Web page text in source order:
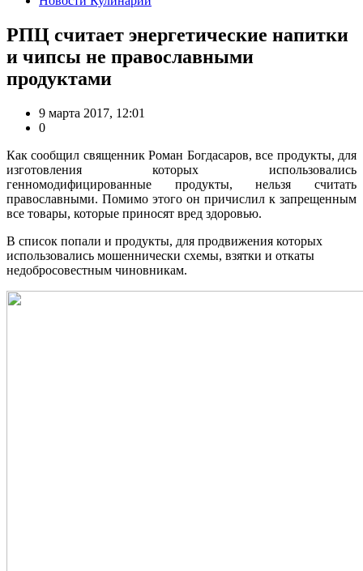
РПЦ считает энергетические напитки
и чипсы не православными
продуктами
9 марта 2017, 12:01
0
Как сообщил священник Роман Богдасаров, все продукты, для
изготовления которых использовались
генномодифицированные продукты, нельзя считать
православными. Помимо этого он причислил к запрещенным
все товары, которые приносят вред здоровью.
В список попали и продукты, для продвижения которых
использовались мошеннически схемы, взятки и откаты
недобросовестным чиновникам.